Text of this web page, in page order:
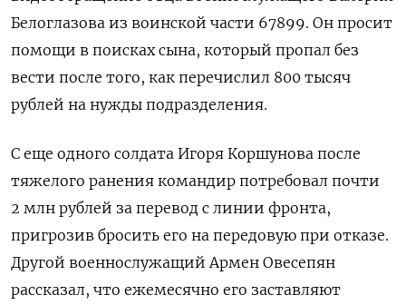
Белоглазова из воинской части 67899. Он просит
помощи в поисках сына, который пропал без
вести после того, как перечислил 800 тысяч
рублей на нужды подразделения.
С еще одного солдата Игоря Коршунова после
тяжелого ранения командир потребовал почти
2 млн рублей за перевод с линии фронта,
пригрозив бросить его на передовую при отказе.
Другой военнослужащий Армен Овесепян
рассказал, что ежемесячно его заставляют